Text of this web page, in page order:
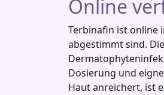
Online
Terbinafin ist online
abgestimmt sind.
Dosierung und
Haut anreichert, ist